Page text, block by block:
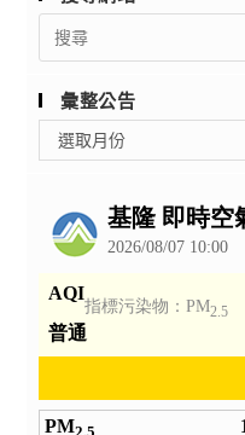
Search
for:
彙整公告
整
選取月份